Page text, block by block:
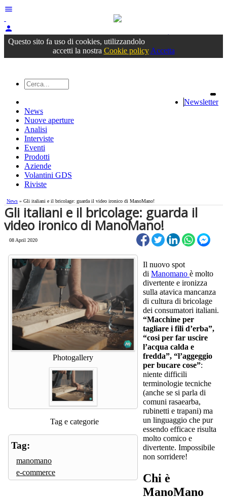
menu
person
Accedioppure registrati
Questo sito fa uso di cookies, utilizzandolo
accetti la nostra Cookie policy Accetta
Newsletter
News
Nuove aperture
Analisi
Interviste
Eventi
Prodotti
Aziende
Volantini GDS
Riviste
News » Gli italiani e il bricolage: guarda il video ironico di ManoMano!
Gli italiani e il bricolage: guarda il
video ironico di ManoMano!
08 April 2020
Photogallery
Tag e categorie
Tag:
manomano
e-commerce
Il nuovo spot
di Manomano è molto
divertente e ironizza
sulla atavica mancanza
di cultura di bricolage
dei consumatori italiani.
“Macchine per
tagliare i fili d’erba”,
“cosi per far uscire
l’acqua calda e
fredda”, “l’aggeggio
per bucare cose”:
niente difficili
terminologie tecniche
(anche se si parla di
comuni rasaearba,
rubinetti e trapani) ma
un linguaggio che pur
essendo efficace risulta
molto comico e
divertente. Impossibile
non sorridere!
Chi è
ManoMano